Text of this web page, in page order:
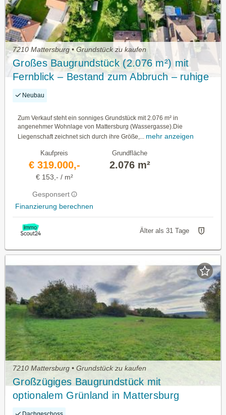
7210 Mattersburg • Grundstück zu kaufen
Großes Baugrundstück (2.076 m²) mit
Fernblick – Bestand zum Abbruch – ruhige
Lage Mattersburg
Neubau
Zum Verkauf steht ein sonniges Grundstück mit 2.076 m² in
angenehmer Wohnlage von Mattersburg (Wassergasse).Die
Liegenschaft zeichnet sich durch ihre Größe,...
mehr anzeigen
Kaufpreis
€ 319.000,-
€ 153,- / m²
Gesponsert
Finanzierung berechnen
Grundfläche
2.076 m²
Älter als 31 Tage
7210 Mattersburg • Grundstück zu kaufen
Großzügiges Baugrundstück mit
optionalem Grünland in Mattersburg